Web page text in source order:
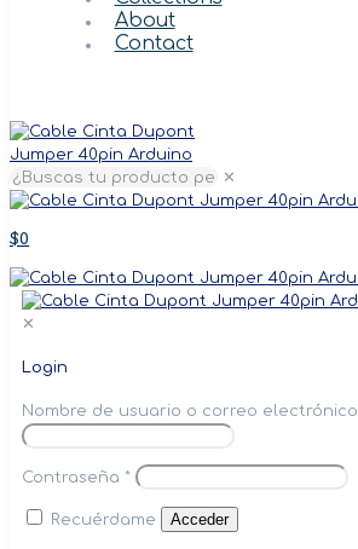
About
Contact
✕
$0
✕
Login
Nombre de usuario o correo electrónico
Contraseña *
Recuérdame Acceder